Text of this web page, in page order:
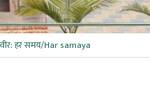
हर समय/Har samaya